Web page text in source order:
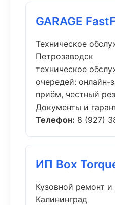
GARAGE
Техническое
Петрозаводск
техническое
очередей: онлайн-
приём, честный
Документы и
Телефон: 8 (927)
ИП Box
Кузовной ремонт и
Калининград